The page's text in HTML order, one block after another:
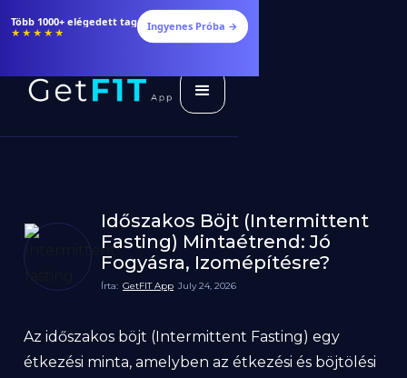
Több 1000+ elégedett tag
★★★★★ Ingyenes Próba →
Időszakos Böjt (Intermittent
Fasting) Mintaétrend: Jó
Fogyásra, Izomépítésre?
Írta: GetFIT App July 24, 2026
Az időszakos böjt (Intermittent Fasting) egy
étkezési minta, amelyben az étkezési és böjtölési